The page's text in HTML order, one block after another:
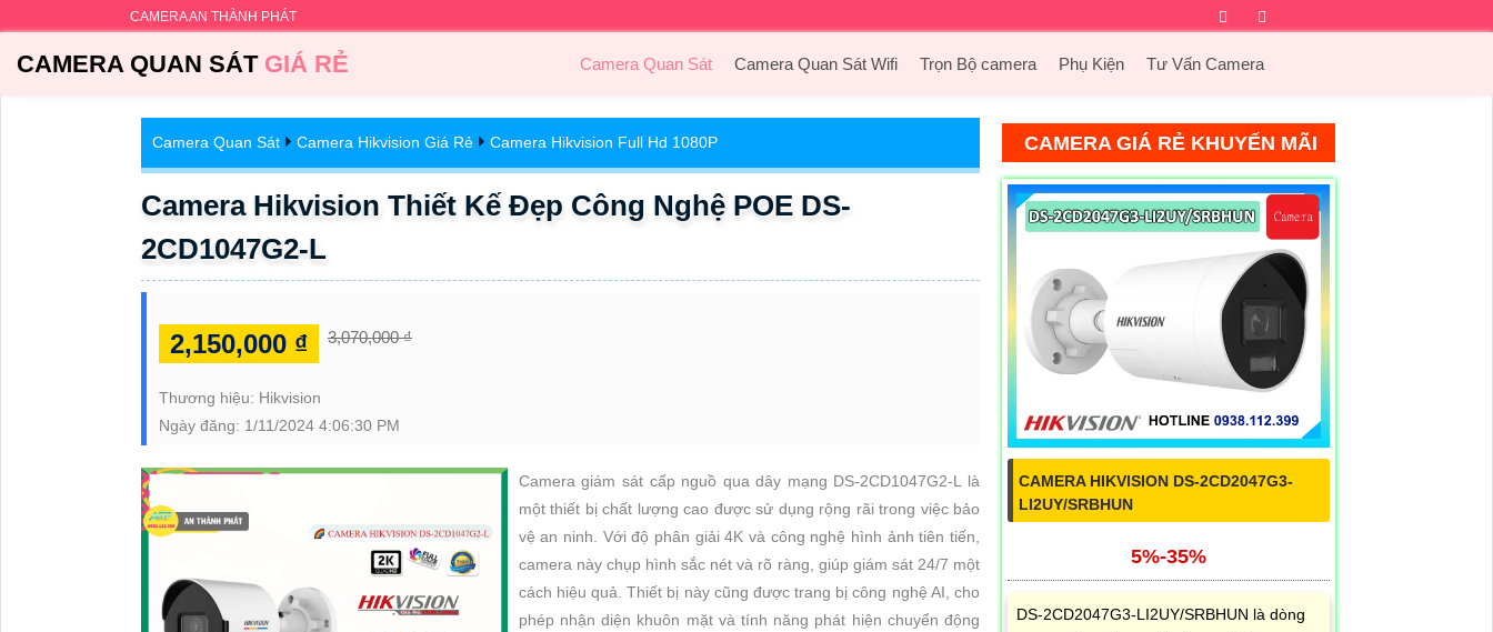
CAMERA AN THÀNH PHÁT Facebook
CAMERA QUAN SÁTGIÁ RẺ Camera Quan Sát Camera Quan Sát Wifi Trọn Bộ camera Phụ Kiện Tư Vấn Camera
Camera Quan Sát Camera Hikvision Giá Rẻ Camera Hikvision Full Hd 1080P
Camera Hikvision Thiết Kế Đẹp Công Nghệ POE DS-
2CD1047G2-L
2,150,000 ₫ 3,070,000 ₫
Thương hiệu: Hikvision
Ngày đăng: 1/11/2024 4:06:30 PM
Camera giám sát cấp nguồ qua dây mạng DS-2CD1047G2-L là
một thiết bị chất lượng cao được sử dụng rộng rãi trong việc bảo
vệ an ninh. Với độ phân giải 4K và công nghệ hình ảnh tiên tiến,
camera này chụp hình sắc nét và rõ ràng, giúp giám sát 24/7 một
cách hiệu quả. Thiết bị này cũng được trang bị công nghệ AI, cho
phép nhận diện khuôn mặt và tính năng phát hiện chuyển động
CAMERA GIÁ RẺ KHUYẾN MÃI
CAMERA HIKVISION DS-2CD2047G3-
LI2UY/SRBHUN
5%-35%
DS-2CD2047G3-LI2UY/SRBHUN là dòng